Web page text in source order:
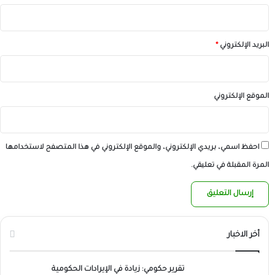
البريد الإلكتروني *
الموقع الإلكتروني
احفظ اسمي، بريدي الإلكتروني، والموقع الإلكتروني في هذا المتصفح لاستخدامها
المرة المقبلة في تعليقي.
أخر الاخبار
تقرير حكومي: زيادة في الإيرادات الحكومية